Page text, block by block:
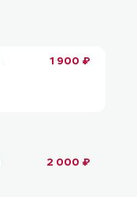
1 900 ₽
2 000 ₽